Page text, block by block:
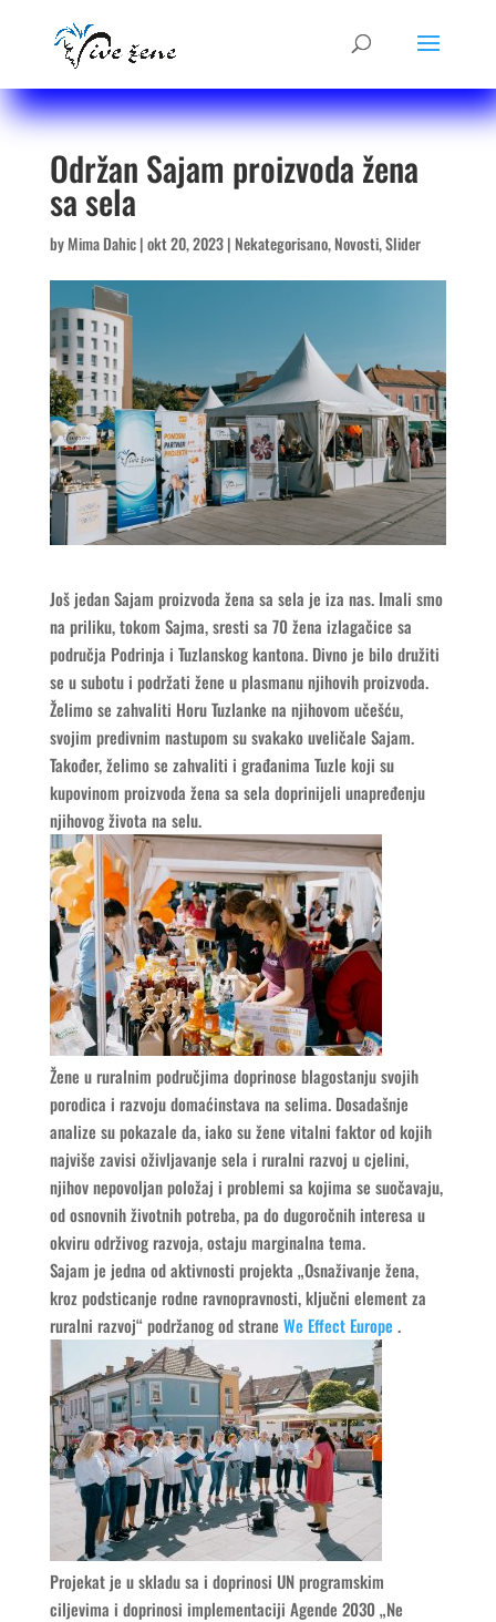
Održan Sajam proizvoda žena
sa sela
byMima Dahic|okt 20, 2023| Nekategorisano,Novosti,Slider
Još jedan Sajam proizvoda žena sa sela je iza nas. Imali smo
na priliku, tokom Sajma, sresti sa 70 žena izlagačice sa
područja Podrinja i Tuzlanskog kantona. Divno je bilo družiti
se u subotu i podržati žene u plasmanu njihovih proizvoda.
Želimo se zahvaliti Horu Tuzlanke na njihovom učešću,
svojim predivnim nastupom su svakako uveličale Sajam.
Također, želimo se zahvaliti i građanima Tuzle koji su
kupovinom proizvoda žena sa sela doprinijeli unapređenju
njihovog života na selu.
Žene u ruralnim područjima doprinose blagostanju svojih
porodica i razvoju domaćinstava na selima. Dosadašnje
analize su pokazale da, iako su žene vitalni faktor od kojih
najviše zavisi oživljavanje sela i ruralni razvoj u cjelini,
njihov nepovoljan položaj i problemi sa kojima se suočavaju,
od osnovnih životnih potreba, pa do dugoročnih interesa u
okviru održivog razvoja, ostaju marginalna tema.
Sajam je jedna od aktivnosti projekta „Osnaživanje žena,
kroz podsticanje rodne ravnopravnosti, ključni element za
ruralni razvoj“ podržanog od strane We Effect Europe .
Projekat je u skladu sa i doprinosi UN programskim
ciljevima i doprinosi implementaciji Agende 2030 „Ne